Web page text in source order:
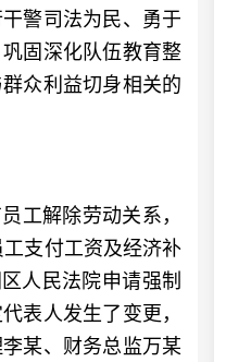
警司法为民、勇于
固深化队伍教育整
众利益切身相关的
解除劳动关系，
支付工资及经济补
人民法院申请强制
表人发生了变更，
某、财务总监万某